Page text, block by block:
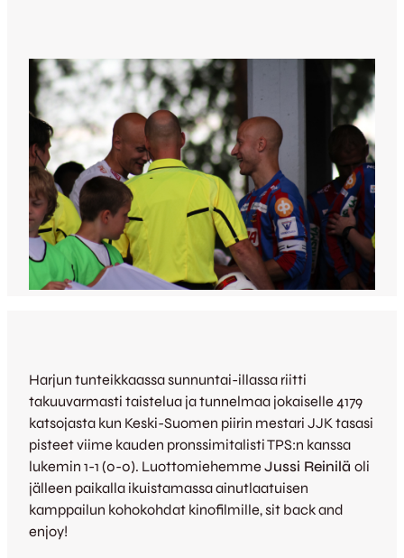
Harjun tunteikkaassa sunnuntai-illassa riitti
takuuvarmasti taistelua ja tunnelmaa jokaiselle 4179
katsojasta kun Keski-Suomen piirin mestari JJK tasasi
pisteet viime kauden pronssimitalisti TPS:n kanssa
lukemin 1-1 (0-0). Luottomiehemme Jussi Reinilä oli
jälleen paikalla ikuistamassa ainutlaatuisen
kamppailun kohokohdat kinofilmille, sit back and
enjoy!